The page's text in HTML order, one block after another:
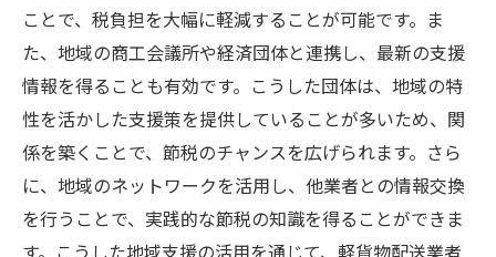
ことで、税負担を大幅に軽減することが可能です。ま
た、地域の商工会議所や経済団体と連携し、最新の支援
情報を得ることも有効です。こうした団体は、地域の特
性を活かした支援策を提供していることが多いため、関
係を築くことで、節税のチャンスを広げられます。さら
に、地域のネットワークを活用し、他業者との情報交換
を行うことで、実践的な節税の知識を得ることができま
す。こうした地域支援の活用を通じて、軽貨物配送業者